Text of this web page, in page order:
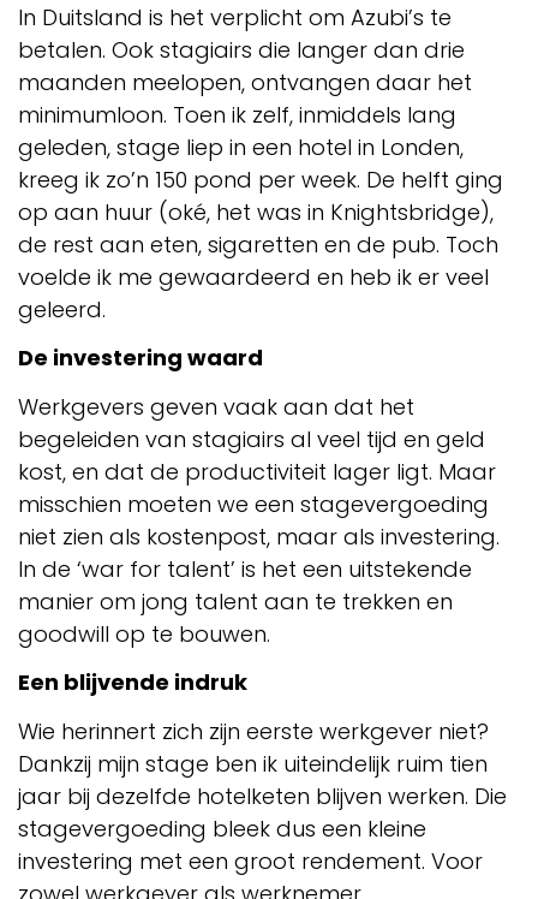
In Duitsland is het verplicht om Azubi’s te
betalen. Ook stagiairs die langer dan drie
maanden meelopen, ontvangen daar het
minimumloon. Toen ik zelf, inmiddels lang
geleden, stage liep in een hotel in Londen,
kreeg ik zo’n 150 pond per week. De helft ging
op aan huur (oké, het was in Knightsbridge),
de rest aan eten, sigaretten en de pub. Toch
voelde ik me gewaardeerd en heb ik er veel
geleerd.
De investering waard
Werkgevers geven vaak aan dat het
begeleiden van stagiairs al veel tijd en geld
kost, en dat de productiviteit lager ligt. Maar
misschien moeten we een stagevergoeding
niet zien als kostenpost, maar als investering.
In de ‘war for talent’ is het een uitstekende
manier om jong talent aan te trekken en
goodwill op te bouwen.
Een blijvende indruk
Wie herinnert zich zijn eerste werkgever niet?
Dankzij mijn stage ben ik uiteindelijk ruim tien
jaar bij dezelfde hotelketen blijven werken. Die
stagevergoeding bleek dus een kleine
investering met een groot rendement. Voor
zowel werkgever als werknemer.